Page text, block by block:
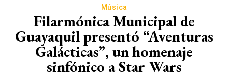
Música
Filarmónica Municipal de
Guayaquil presentó “Aventuras
Galácticas”, un homenaje
sinfónico a Star Wars